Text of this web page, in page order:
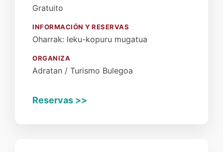
Gratuito
INFORMACIÓN Y RESERVAS
Oharrak: leku-kopuru mugatua
ORGANIZA
Adratan / Turismo Bulegoa
Reservas >>